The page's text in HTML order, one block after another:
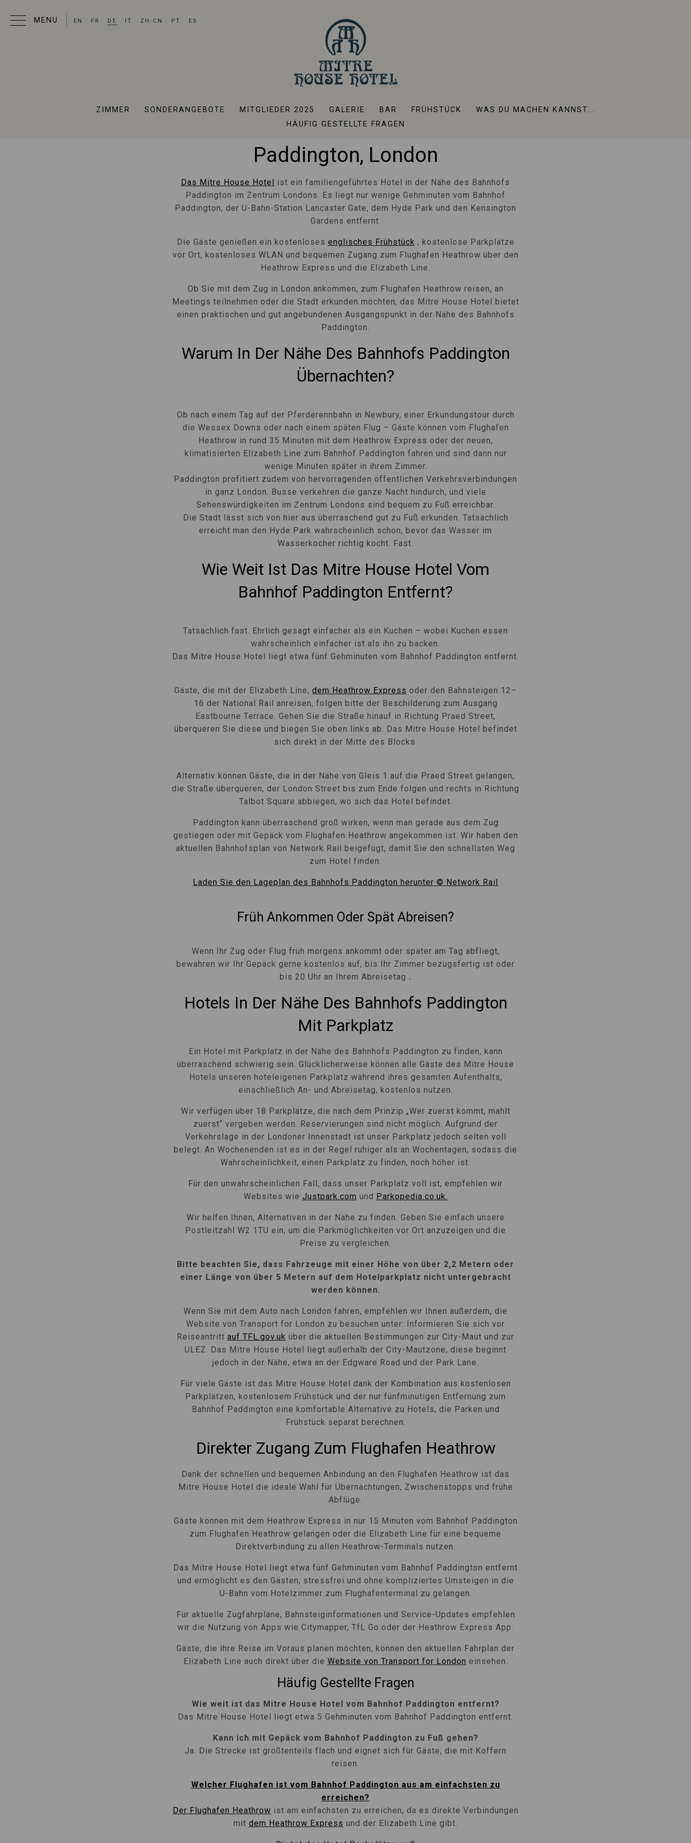
EN FR DE IT ZH-CN PT ES
ZIMMER SONDERANGEBOTE MITGLIEDER 2025 GALERIE BAR FRÜHSTÜCK
WAS DU MACHEN KANNST...
HÄUFIG GESTELLTE FRAGEN
Hotels In Der Nähe Des Bahnhofs
Paddington
Hotels In Der Nähe Des Bahnhofs
Paddington, London
Das Mitre House Hotel ist ein familiengeführtes Hotel in der Nähe des Bahnhofs
Paddington im Zentrum Londons. Es liegt nur wenige Gehminuten vom Bahnhof
Paddington, der U-Bahn-Station Lancaster Gate, dem Hyde Park und den Kensington
Gardens entfernt.
Die Gäste genießen ein kostenloses englisches Frühstück , kostenlose Parkplätze
vor Ort, kostenloses WLAN und bequemen Zugang zum Flughafen Heathrow über den
Heathrow Express und die Elizabeth Line.
Ob Sie mit dem Zug in London ankommen, zum Flughafen Heathrow reisen, an
Meetings teilnehmen oder die Stadt erkunden möchten, das Mitre House Hotel bietet
einen praktischen und gut angebundenen Ausgangspunkt in der Nähe des Bahnhofs
Paddington.
Warum In Der Nähe Des Bahnhofs Paddington
Übernachten?
Ob nach einem Tag auf der Pferderennbahn in Newbury, einer Erkundungstour durch
die Wessex Downs oder nach einem späten Flug – Gäste können vom Flughafen
Heathrow in rund 35 Minuten mit dem Heathrow Express oder der neuen,
klimatisierten Elizabeth Line zum Bahnhof Paddington fahren und sind dann nur
wenige Minuten später in ihrem Zimmer.
Paddington profitiert zudem von hervorragenden öffentlichen Verkehrsverbindungen
in ganz London. Busse verkehren die ganze Nacht hindurch, und viele
Sehenswürdigkeiten im Zentrum Londons sind bequem zu Fuß erreichbar.
Die Stadt lässt sich von hier aus überraschend gut zu Fuß erkunden. Tatsächlich
erreicht man den Hyde Park wahrscheinlich schon, bevor das Wasser im
Wasserkocher richtig kocht. Fast.
Wie Weit Ist Das Mitre House Hotel Vom
Bahnhof Paddington Entfernt?
Tatsächlich fast. Ehrlich gesagt einfacher als ein Kuchen – wobei Kuchen essen
wahrscheinlich einfacher ist als ihn zu backen.
Das Mitre House Hotel liegt etwa fünf Gehminuten vom Bahnhof Paddington entfernt.
Gäste, die mit der Elizabeth Line, dem Heathrow Express oder den Bahnsteigen 12–
16 der National Rail anreisen, folgen bitte der Beschilderung zum Ausgang
Eastbourne Terrace. Gehen Sie die Straße hinauf in Richtung Praed Street,
überqueren Sie diese und biegen Sie oben links ab. Das Mitre House Hotel befindet
sich direkt in der Mitte des Blocks.
Alternativ können Gäste, die in der Nähe von Gleis 1 auf die Praed Street gelangen,
die Straße überqueren, der London Street bis zum Ende folgen und rechts in Richtung
Talbot Square abbiegen, wo sich das Hotel befindet.
Paddington kann überraschend groß wirken, wenn man gerade aus dem Zug
gestiegen oder mit Gepäck vom Flughafen Heathrow angekommen ist. Wir haben den
aktuellen Bahnhofsplan von Network Rail beigefügt, damit Sie den schnellsten Weg
zum Hotel finden.
Laden Sie den Lageplan des Bahnhofs Paddington herunter © Network Rail
Früh Ankommen Oder Spät Abreisen?
Wenn Ihr Zug oder Flug früh morgens ankommt oder später am Tag abfliegt,
bewahren wir Ihr Gepäck gerne kostenlos auf, bis Ihr Zimmer bezugsfertig ist oder
bis 20 Uhr an Ihrem Abreisetag .
Hotels In Der Nähe Des Bahnhofs Paddington
Mit Parkplatz
Ein Hotel mit Parkplatz in der Nähe des Bahnhofs Paddington zu finden, kann
überraschend schwierig sein. Glücklicherweise können alle Gäste des Mitre House
Hotels unseren hoteleigenen Parkplatz während ihres gesamten Aufenthalts,
einschließlich An- und Abreisetag, kostenlos nutzen.
Wir verfügen über 18 Parkplätze, die nach dem Prinzip „Wer zuerst kommt, mahlt
zuerst“ vergeben werden. Reservierungen sind nicht möglich. Aufgrund der
Verkehrslage in der Londoner Innenstadt ist unser Parkplatz jedoch selten voll
belegt. An Wochenenden ist es in der Regel ruhiger als an Wochentagen, sodass die
Wahrscheinlichkeit, einen Parkplatz zu finden, noch höher ist.
Für den unwahrscheinlichen Fall, dass unser Parkplatz voll ist, empfehlen wir
Websites wie Justpark.com und Parkopedia.co.uk.
Wir helfen Ihnen, Alternativen in der Nähe zu finden. Geben Sie einfach unsere
Postleitzahl W2 1TU ein, um die Parkmöglichkeiten vor Ort anzuzeigen und die
Preise zu vergleichen.
Bitte beachten Sie, dass Fahrzeuge mit einer Höhe von über 2,2 Metern oder
einer Länge von über 5 Metern auf dem Hotelparkplatz nicht untergebracht
werden können.
Wenn Sie mit dem Auto nach London fahren, empfehlen wir Ihnen außerdem, die
Website von Transport for London zu besuchen unter: Informieren Sie sich vor
Reiseantritt auf TFL.gov.uk über die aktuellen Bestimmungen zur City-Maut und zur
ULEZ. Das Mitre House Hotel liegt außerhalb der City-Mautzone, diese beginnt
jedoch in der Nähe, etwa an der Edgware Road und der Park Lane.
Für viele Gäste ist das Mitre House Hotel dank der Kombination aus kostenlosen
Parkplätzen, kostenlosem Frühstück und der nur fünfminütigen Entfernung zum
Bahnhof Paddington eine komfortable Alternative zu Hotels, die Parken und
Frühstück separat berechnen.
Direkter Zugang Zum Flughafen Heathrow
Dank der schnellen und bequemen Anbindung an den Flughafen Heathrow ist das
Mitre House Hotel die ideale Wahl für Übernachtungen, Zwischenstopps und frühe
Abflüge.
Gäste können mit dem Heathrow Express in nur 15 Minuten vom Bahnhof Paddington
zum Flughafen Heathrow gelangen oder die Elizabeth Line für eine bequeme
Direktverbindung zu allen Heathrow-Terminals nutzen.
Das Mitre House Hotel liegt etwa fünf Gehminuten vom Bahnhof Paddington entfernt
und ermöglicht es den Gästen, stressfrei und ohne kompliziertes Umsteigen in die
U-Bahn vom Hotelzimmer zum Flughafenterminal zu gelangen.
Für aktuelle Zugfahrpläne, Bahnsteiginformationen und Service-Updates empfehlen
wir die Nutzung von Apps wie Citymapper, TfL Go oder der Heathrow Express App.
Gäste, die ihre Reise im Voraus planen möchten, können den aktuellen Fahrplan der
Elizabeth Line auch direkt über die Website von Transport for London einsehen.
Häufig Gestellte Fragen
Wie weit ist das Mitre House Hotel vom Bahnhof Paddington entfernt?
Das Mitre House Hotel liegt etwa 5 Gehminuten vom Bahnhof Paddington entfernt.
Kann ich mit Gepäck vom Bahnhof Paddington zu Fuß gehen?
Ja. Die Strecke ist größtenteils flach und eignet sich für Gäste, die mit Koffern
reisen.
Welcher Flughafen ist vom Bahnhof Paddington aus am einfachsten zu
erreichen?
Der Flughafen Heathrow ist am einfachsten zu erreichen, da es direkte Verbindungen
mit dem Heathrow Express und der Elizabeth Line gibt.